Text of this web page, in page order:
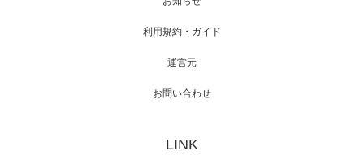
【TV】NHK BS「COOL JAPAN 」にてマッス
利用規約・ガイド
運営元
お問い合わせ
LINK